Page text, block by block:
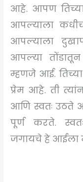
आहे. आपण
आपल्याला
आपल्याला
आपल्या
म्हणजे आई.
प्रेम आहे. ती
आणि स्वतः उठते
पूर्ण करते.
जगायचे हे आईला